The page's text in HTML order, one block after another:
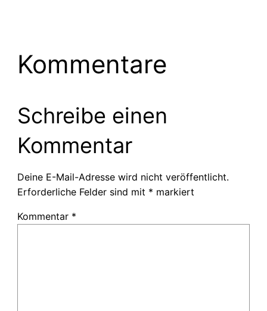
Kommentare
Schreibe einen
Kommentar
Deine E-Mail-Adresse wird nicht veröffentlicht.
Erforderliche Felder sind mit * markiert
Kommentar *